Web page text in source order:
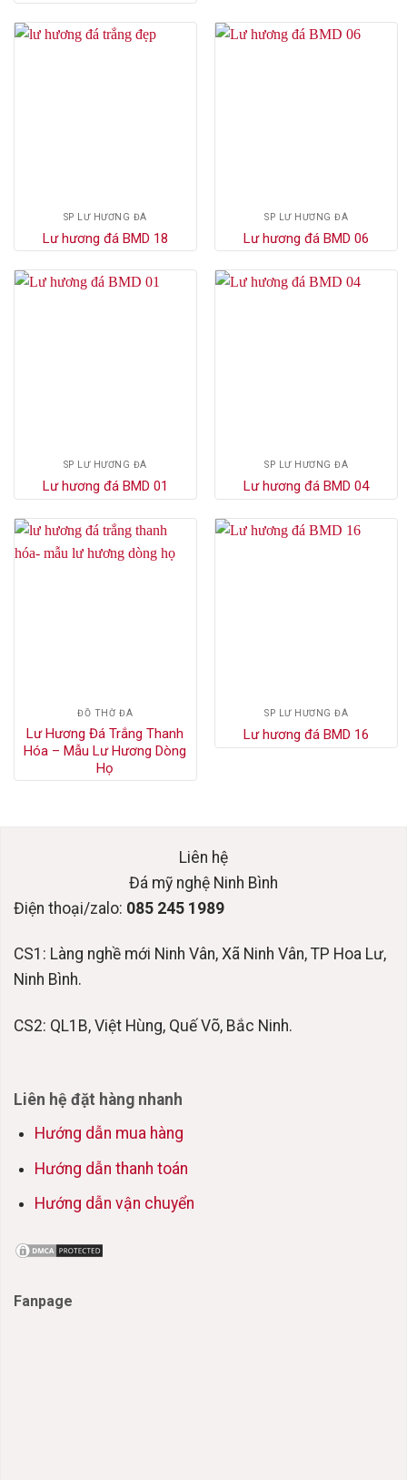
SP LƯ HƯƠNG ĐÁ
Lư hương đá BMD 18
SP LƯ HƯƠNG ĐÁ
Lư hương đá BMD 06
SP LƯ HƯƠNG ĐÁ
Lư hương đá BMD 01
SP LƯ HƯƠNG ĐÁ
Lư hương đá BMD 04
ĐỒ THỜ ĐÁ
Lư Hương Đá Trắng Thanh
Hóa – Mẫu Lư Hương Dòng
Họ
SP LƯ HƯƠNG ĐÁ
Lư hương đá BMD 16
Liên hệ
Đá mỹ nghệ Ninh Bình
Điện thoại/zalo: 085 245 1989
CS1: Làng nghề mới Ninh Vân, Xã Ninh Vân, TP Hoa Lư,
Ninh Bình.
CS2: QL1B, Việt Hùng, Quế Võ, Bắc Ninh.
Liên hệ đặt hàng nhanh
Hướng dẫn mua hàng
Hướng dẫn thanh toán
Hướng dẫn vận chuyển
Fanpage